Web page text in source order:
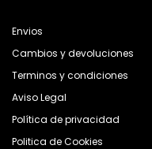
Envios
Cambios y devoluciones
Terminos y condiciones
Aviso Legal
Política de privacidad
Politica de Cookies